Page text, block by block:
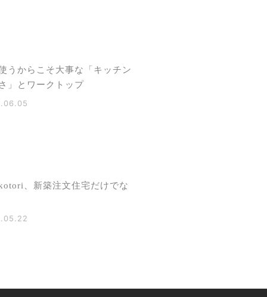
うからこそ大事な「キッチン
」とワークトップ
、新築注文住宅だけでな